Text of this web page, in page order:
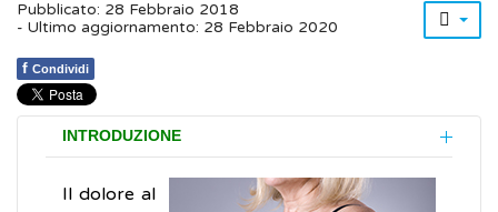
Pubblicato: 28 Febbraio 2018
- Ultimo aggiornamento: 28 Febbraio 2020
f Condividi
INTRODUZIONE
Il dolore al